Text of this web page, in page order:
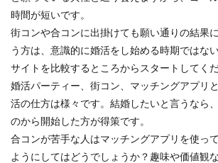
時間が短いです。
街コンや合コンに出掛けても願い通りの結果
う方は、意識的に婚活をし始める時期ではな
サイトを比較するところからスタートしてくだ
婚活パーティー、街コン、マッチングアプリ
活の仕方は様々です。結婚したいと言うなら
のから開始した方が得策です。
合コンが苦手な人はマッチングアプリを使っ
ようにしてはどうでしょうか？趣味や価値観